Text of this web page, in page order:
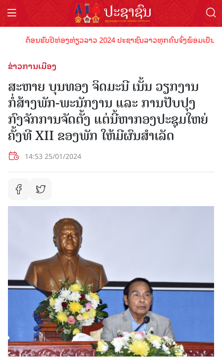
ຕ້ອນຮັບປີທ່ອງທ່ຽວລາວ 2024 ປະຊາຊົນລາວທຸກຄົນຈົ່ງພ້ອມເປັນເຈົ້າ
ຂ່າວການເມືອງ
ສະຫາຍ ບຸນທອງ ຈິດມະນີ ເນັ້ນ ວຽກງານ
ກໍ່ສ້າງພັກ-ພະນັກງານ ແລະ ການປັບປຸງ
ກົງຈັກການຈັດຕັ້ງ ແຕ່ນີ້ຫາກອງປະຊຸມໃຫຍ່
ຄັ້ງທີ XII ຂອງພັກ ໃຫ້ມີຜົນສໍາເລັດ
14:53 25/01/2024